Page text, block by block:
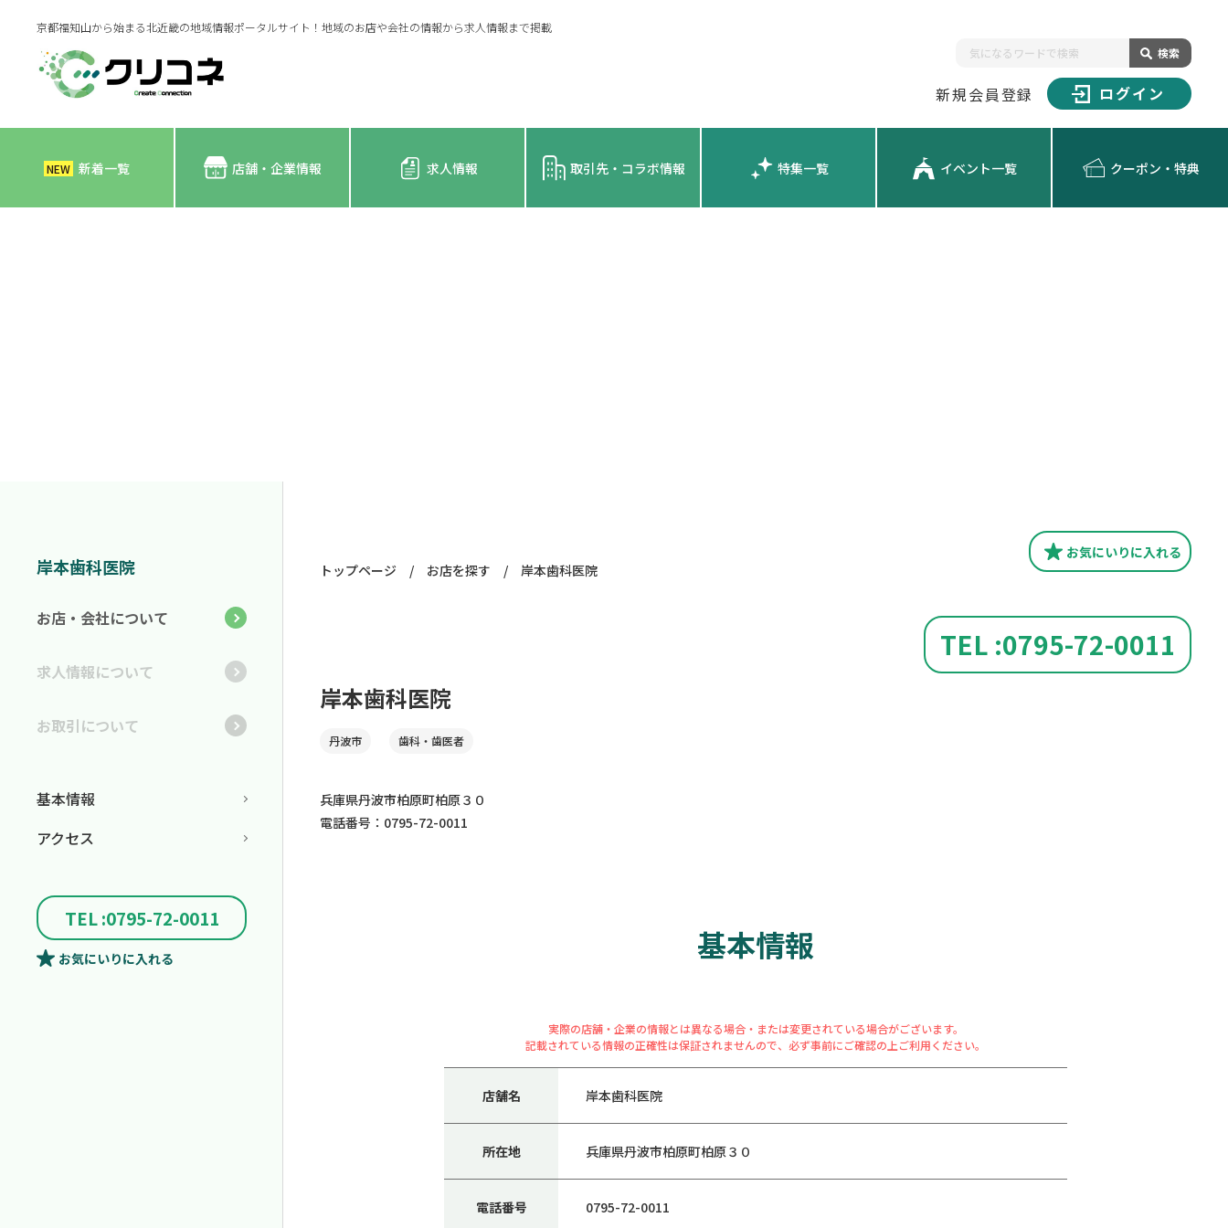
京都福知山から始まる北近畿の地域情報ポータルサイト！地域のお店や会社の情報から求人情報まで掲載
検索
新規会員登録 ログイン
NEW 新着一覧 店舗・企業情報 求人情報 取引先・コラボ情報 特集一覧 イベント一覧 クーポン・特典
トップページ / お店を探す / 岸本歯科医院
お気にいりに入れる
TEL :0795-72-0011
岸本歯科医院
丹波市 歯科・歯医者
兵庫県丹波市柏原町柏原３０
電話番号：0795-72-0011
基本情報
実際の店舗・企業の情報とは異なる場合・または変更されている場合がございます。
記載されている情報の正確性は保証されませんので、必ず事前にご確認の上ご利用ください。
店舗名 岸本歯科医院
所在地 兵庫県丹波市柏原町柏原３０
電話番号 0795-72-0011
岸本歯科医院
お店・会社について
求人情報について
お取引について
基本情報
アクセス
TEL :0795-72-0011
お気にいりに入れる